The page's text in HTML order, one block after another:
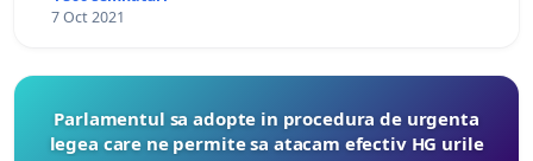
7 Oct 2021
Parlamentul sa adopte in procedura de urgenta
legea care ne permite sa atacam efectiv HG urile